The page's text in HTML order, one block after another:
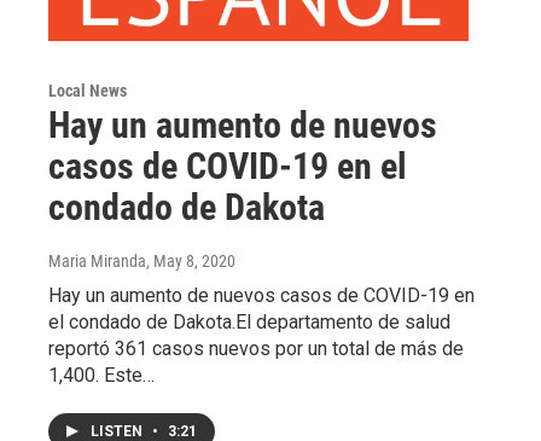
Local News
Hay un aumento de nuevos
casos de COVID-19 en el
condado de Dakota
Maria Miranda, May 8, 2020
Hay un aumento de nuevos casos de COVID-19 en
el condado de Dakota.El departamento de salud
reportó 361 casos nuevos por un total de más de
1,400. Este…
LISTEN • 3:21